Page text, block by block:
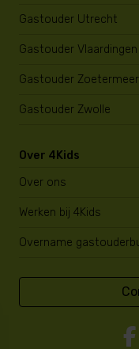
Gastouder Utrecht
Gastouder Vlaardingen
Gastouder Zoetermeer
Gastouder Zwolle
Over 4Kids
Over ons
Werken bij 4Kids
Overname